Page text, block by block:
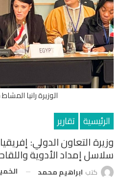
الوزيرة رانيا
الرئيسية تقارير
وزيرة التعاون الدولي:
سلاسل إمداد الأدوية
كتب ابراهيم محمد الخميس 16